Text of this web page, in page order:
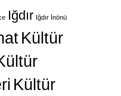
Iğdır Iğdır İnönü
Kültür
Kültür